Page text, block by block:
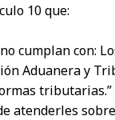
10 que:
cumplan con:
Aduanera y
atenderles